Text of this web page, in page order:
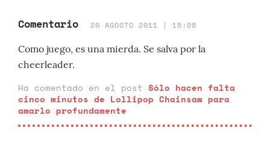
Comentario 29 AGOSTO 2011 | 15:08
Como juego, es una mierda. Se salva por la
cheerleader.
Ha comentado en el post Sólo hacen falta
cinco minutos de Lollipop Chainsaw para
amarlo profundamente